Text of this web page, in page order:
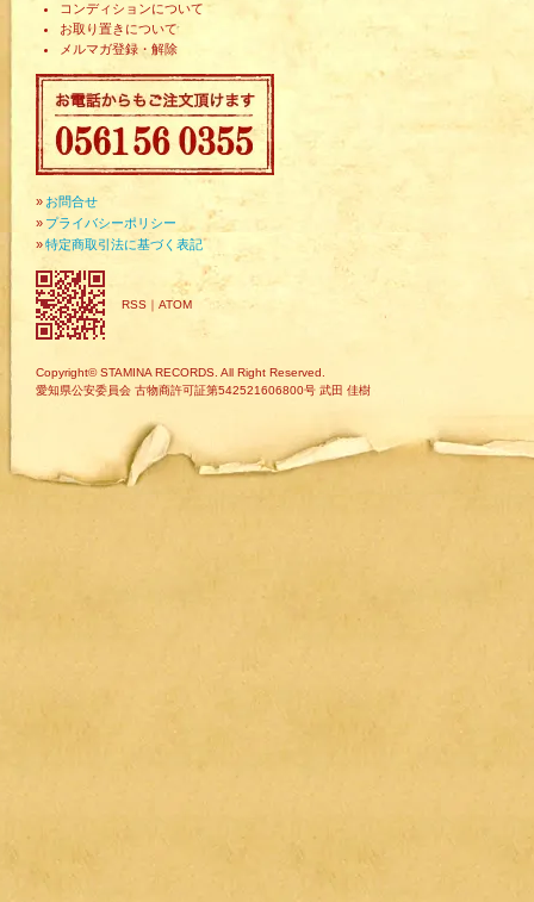
コンディションについて
お取り置きについて
メルマガ登録・解除
» お問合せ
» プライバシーポリシー
»特定商取引法に基づく表記
RSS ｜ ATOM
Copyright© STAMINA RECORDS. All Right Reserved.
愛知県公安委員会 古物商許可証第542521606800号 武田 佳樹